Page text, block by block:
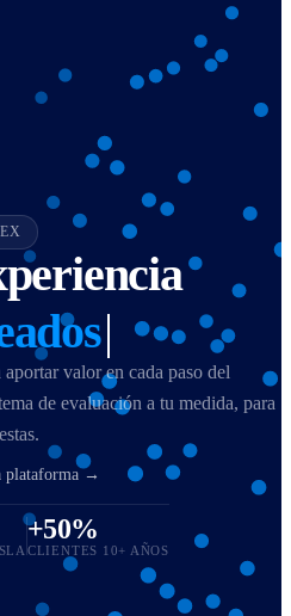
|
valor en cada paso del
de evaluación a tu medida, para
plataforma →
+50%
CLIENTES 10+ AÑOS